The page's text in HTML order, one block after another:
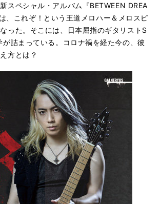
スペシャル・アルバム『BETWEEN DREA
、これぞ！という王道メロハー＆メロスピ
った。そこには、日本屈指のギタリストS
が詰まっている。コロナ禍を経た今の、彼
方とは？